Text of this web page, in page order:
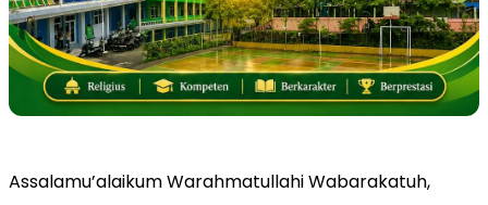
Assalamu’alaikum Warahmatullahi Wabarakatuh,